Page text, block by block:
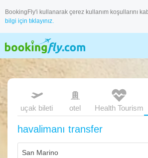
BookingFly'i kullanarak çerez kullanım koşullarını
bilgi için tıklayınız.
uçak bileti otel Health Tourism
havalimanı transfer